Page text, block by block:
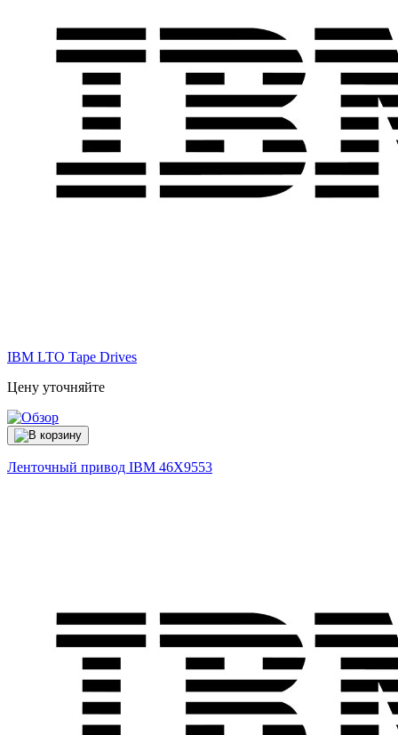
IBM LTO Tape Drives
Цену уточняйте
Ленточный привод IBM 46X9553